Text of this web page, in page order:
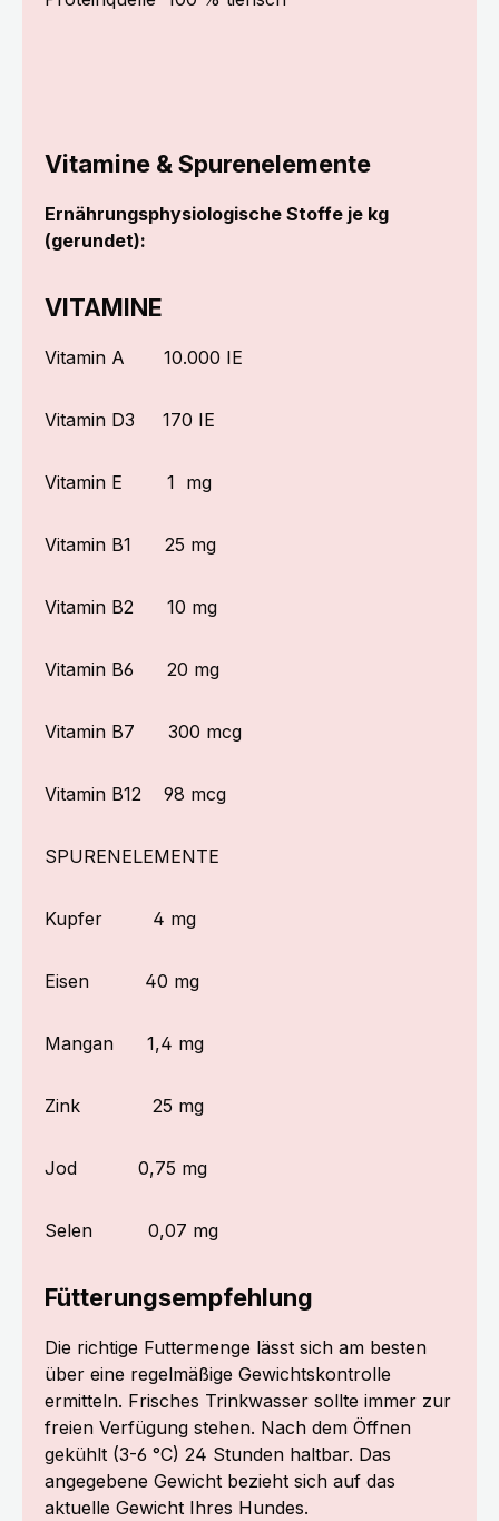
Vitamine & Spurenelemente
Ernährungsphysiologische Stoffe je kg
(gerundet):
VITAMINE
Vitamin A 10.000 IE
Vitamin D3 170 IE
Vitamin E 1 mg
Vitamin B1 25 mg
Vitamin B2 10 mg
Vitamin B6 20 mg
Vitamin B7 300 mcg
Vitamin B12 98 mcg
SPURENELEMENTE
Kupfer 4 mg
Eisen 40 mg
Mangan 1,4 mg
Zink 25 mg
Jod 0,75 mg
Selen 0,07 mg
Fütterungsempfehlung
Die richtige Futtermenge lässt sich am besten
über eine regelmäßige Gewichtskontrolle
ermitteln. Frisches Trinkwasser sollte immer zur
freien Verfügung stehen. Nach dem Öffnen
gekühlt (3-6 °C) 24 Stunden haltbar. Das
angegebene Gewicht bezieht sich auf das
aktuelle Gewicht Ihres Hundes.